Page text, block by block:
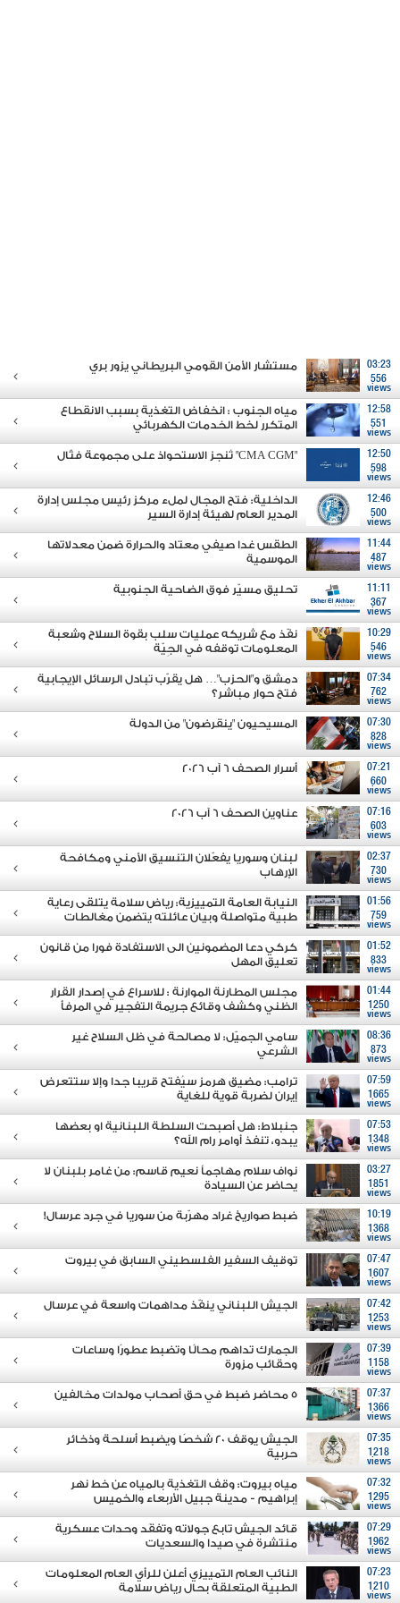
03:23
556
views
مستشار الأمن القومي البريطاني يزور بري
12:58
551
views
مياه الجنوب : انخفاض التغذية بسبب الانقطاع
المتكرر لخط الخدمات الكهربائي
12:50
598
views
"CMA CGM" تُنجز الاستحواذ على مجموعة فتّال
12:46
500
views
الداخلية: فتح المجال لملء مركز رئيس مجلس إدارة
المدير العام لهيئة إدارة السير
11:44
487
views
الطقس غدا صيفي معتاد والحرارة ضمن معدلاتها
الموسمية
11:11
367
views
تحليق مسيّر فوق الضاحية الجنوبية
10:29
546
views
نفّذ مع شريكه عمليات سلب بقوة السلاح وشعبة
المعلومات توقفه في الجِيّة
07:34
762
views
دمشق و"الحزب"… هل يقرّب تبادل الرسائل الإيجابية
فتح حوار مباشر؟
07:30
828
views
المسيحيون "ينقرضون" من الدولة
07:21
660
views
أسرار الصحف 6 آب 2026
07:16
603
views
عناوين الصحف 6 آب 2026
02:37
730
views
لبنان وسوريا يفعّلان التنسيق الأمني ومكافحة
الإرهاب
01:56
759
views
النيابة العامة التمييزية: رياض سلامة يتلقى رعاية
طبية متواصلة وبيان عائلته يتضمن مغالطات
01:52
833
views
كركي دعا المضمونين الى الاستفادة فورا من قانون
تعليق المهل
01:44
1250
views
مجلس المطارنة الموارنة : للاسراع في إصدار القرار
الظني وكشف وقائع جريمة التفجير في المرفأ
08:36
873
views
سامي الجميّل: لا مصالحة في ظل السلاح غير
الشرعي
07:59
1665
views
ترامب: مضيق هرمز سيُفتح قريبا جدا وإلا ستتعرض
إيران لضربة قوية للغاية
07:53
1348
views
جنبلاط: هل أصبحت السلطة اللبنانية او بعضها
يبدو، تنفذ أوامر رام الله؟
03:27
1851
views
نواف سلام مهاجماً نعيم قاسم: من غامر بلبنان لا
يحاضر عن السيادة
10:19
1368
views
ضبط صواريخ غراد مهرّبة من سوريا في جرد عرسال!
07:47
1607
views
توقيف السفير الفلسطيني السابق في بيروت
07:42
1253
views
الجيش اللبناني ينفّذ مداهمات واسعة في عرسال
07:39
1158
views
الجمارك تداهم محالًا وتضبط عطورًا وساعات
وحقائب مزورة
07:37
1366
views
5 محاضر ضبط في حق أصحاب مولدات مخالفين
07:35
1218
views
الجيش يوقف 20 شخصًا ويضبط أسلحة وذخائر
حربية
07:32
1295
views
مياه بيروت: وقف التغذية بالمياه عن خط نهر
إبراهيم - مدينة جبيل الأربعاء والخميس
07:29
1962
views
قائد الجيش تابع جولاته وتفقَد وحدات عسكرية
منتشرة في صيدا والسعديات
07:23
1210
views
النائب العام التمييزي أعلن للرأي العام المعلومات
الطبية المتعلقة بحال رياض سلامة